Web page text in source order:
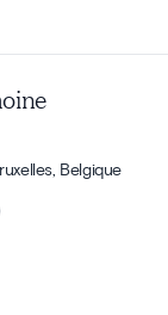
Belgique